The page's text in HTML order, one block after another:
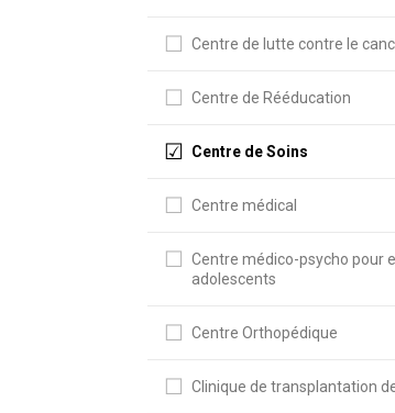
Centre de lutte contre le
Centre de Rééducation
Centre de Soins
Centre médical
Centre médico-psycho pour
adolescents
Centre Orthopédique
Clinique de transplantation